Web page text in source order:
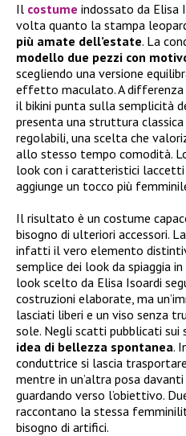
Il costume indossato da Elisa
volta quanto la stampa
più amate dell’estate. La
modello due pezzi con
scegliendo una versione
effetto maculato. A differenza
il bikini punta sulla semplicità
presenta una struttura
regolabili, una scelta che
allo stesso tempo comodità.
look con i caratteristici
aggiunge un tocco più
Il risultato è un costume
bisogno di ulteriori accessori.
infatti il vero elemento
semplice dei look da spiaggia
look scelto da Elisa Isoardi
costruzioni elaborate, ma
lasciati liberi e un viso senza
sole. Negli scatti pubblicati sui
idea di bellezza spontanea.
conduttrice si lascia
mentre in un’altra posa
guardando verso l’obiettivo.
raccontano la stessa
bisogno di artifici.